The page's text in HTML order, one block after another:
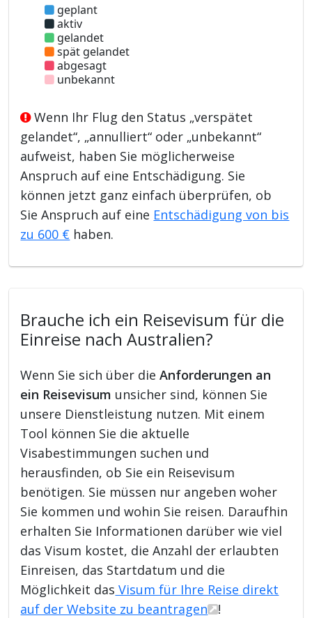
geplant
aktiv
gelandet
spät gelandet
abgesagt
unbekannt
Wenn Ihr Flug den Status „verspätet
gelandet“, „annulliert“ oder „unbekannt“
aufweist, haben Sie möglicherweise
Anspruch auf eine Entschädigung. Sie
können jetzt ganz einfach überprüfen, ob
Sie Anspruch auf eine Entschädigung von bis
zu 600 € haben.
Brauche ich ein Reisevisum für die
Einreise nach Australien?
Wenn Sie sich über dieAnforderungen an
ein Reisevisum unsicher sind, können Sie
unsere Dienstleistung nutzen. Mit einem
Tool können Sie die aktuelle
Visabestimmungen suchen und
herausfinden, ob Sie ein Reisevisum
benötigen. Sie müssen nur angeben woher
Sie kommen und wohin Sie reisen. Daraufhin
erhalten Sie Informationen darüber wie viel
das Visum kostet, die Anzahl der erlaubten
Einreisen, das Startdatum und die
Möglichkeit das Visum für Ihre Reise direkt
auf der Website zu beantragen
!